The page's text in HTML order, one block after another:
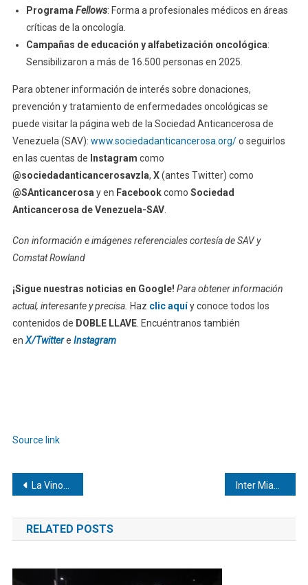
Programa Fellows: Forma a profesionales médicos en áreas
críticas de la oncología.
Campañas de educación y alfabetización oncológica:
Sensibilizaron a más de 16.500 personas en 2025.
Para obtener información de interés sobre donaciones,
prevención y tratamiento de enfermedades oncológicas se
puede visitar la página web de la Sociedad Anticancerosa de
Venezuela (SAV): www.sociedadanticancerosa.org/o seguirlos
en las cuentas de Instagram como
@sociedadanticancerosavzla, X(antes Twitter) como
@SAnticancerosa y en Facebookcomo Sociedad
Anticancerosa de Venezuela-SAV.
Con información e imágenes referenciales cortesía de SAV y
Comstat Rowland
¡Sigue nuestras noticias en Google! Para obtener información
actual, interesante y precisa. Haz clic aquíy conoce todos los
contenidos de DOBLE LLAVE. Encuéntranos también
en X/Twittere Instagram
Source link
Navegación
de
entradas
La Vinotinto tropieza frente a Turquía en su primer examen de junio
RELATED POSTS